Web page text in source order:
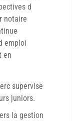
d
notaire
emploi
en
supervise
juniors.
la gestion